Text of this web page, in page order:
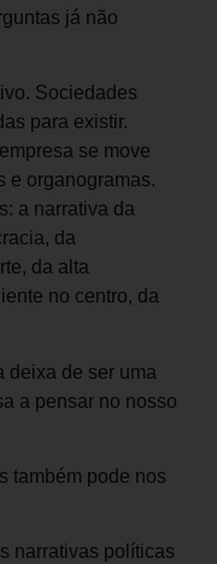
já não
Sociedades
para existir.
se move
e organogramas.
a narrativa da
da
da alta
no centro, da
deixa de ser uma
a pensar no nosso
também pode nos
narrativas políticas